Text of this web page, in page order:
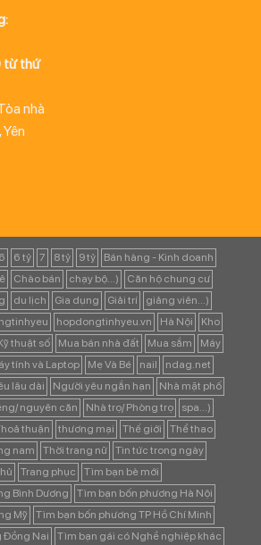
từ thứ
nhà
6 6 tỷ 7 8 tỷ 9 tỷ
Bán hàng - Kinh doanh
Chào bán chạy bộ...)
Căn hộ chung cư
du lịch Gia dụng Giải trí
giảng viên...)
hopdongtinhyeu.vn Hà Nội
Kho
thuật số Mua bán nhà đất Mua sắm
Máy
tính và Laptop Mẹ Và Bé nail
ndag.net
lâu dài Người yêu ngắn hạn
Nhà mặt phố
nguyên căn Nhà trọ/ Phòng trọ
spa...)
thuận thương mại Thế giới
Thể thao
nam Thời trang nữ
Tin tức trong ngày
Trang phục
Tìm bạn bè mới
Bình Dương
Tìm bạn bốn phương Hà Nội
Mỹ
Tìm bạn bốn phương TP Hồ Chí Minh
Đồng Nai
Tìm bạn gái có Nghề nghiệp khác